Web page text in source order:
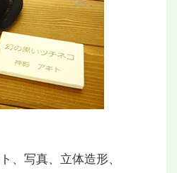
、写真、立体造形、